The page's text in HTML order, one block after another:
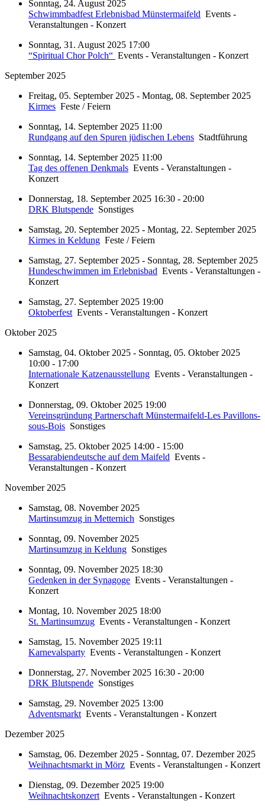
Sonntag, 24. August 2025
Schwimmbadfest Erlebnisbad Münstermaifeld Events -
Veranstaltungen - Konzert
Sonntag, 31. August 2025 17:00
“Spiritual Chor Polch“ Events - Veranstaltungen - Konzert
September 2025
Freitag, 05. September 2025 - Montag, 08. September 2025
Kirmes Feste / Feiern
Sonntag, 14. September 2025 11:00
Rundgang auf den Spuren jüdischen Lebens Stadtführung
Sonntag, 14. September 2025 11:00
Tag des offenen Denkmals Events - Veranstaltungen -
Konzert
Donnerstag, 18. September 2025 16:30 - 20:00
DRK Blutspende Sonstiges
Samstag, 20. September 2025 - Montag, 22. September 2025
Kirmes in Keldung Feste / Feiern
Samstag, 27. September 2025 - Sonntag, 28. September 2025
Hundeschwimmen im Erlebnisbad Events - Veranstaltungen -
Konzert
Samstag, 27. September 2025 19:00
Oktoberfest Events - Veranstaltungen - Konzert
Oktober 2025
Samstag, 04. Oktober 2025 - Sonntag, 05. Oktober 2025
10:00 - 17:00
Internationale Katzenausstellung Events - Veranstaltungen -
Konzert
Donnerstag, 09. Oktober 2025 19:00
Vereinsgründung Partnerschaft Münstermaifeld-Les Pavillons-
sous-Bois Sonstiges
Samstag, 25. Oktober 2025 14:00 - 15:00
Bessarabiendeutsche auf dem Maifeld Events -
Veranstaltungen - Konzert
November 2025
Samstag, 08. November 2025
Martinsumzug in Metternich Sonstiges
Sonntag, 09. November 2025
Martinsumzug in Keldung Sonstiges
Sonntag, 09. November 2025 18:30
Gedenken in der Synagoge Events - Veranstaltungen -
Konzert
Montag, 10. November 2025 18:00
St. Martinsumzug Events - Veranstaltungen - Konzert
Samstag, 15. November 2025 19:11
Karnevalsparty Events - Veranstaltungen - Konzert
Donnerstag, 27. November 2025 16:30 - 20:00
DRK Blutspende Sonstiges
Samstag, 29. November 2025 13:00
Adventsmarkt Events - Veranstaltungen - Konzert
Dezember 2025
Samstag, 06. Dezember 2025 - Sonntag, 07. Dezember 2025
Weihnachtsmarkt in Mörz Events - Veranstaltungen - Konzert
Dienstag, 09. Dezember 2025 19:00
Weihnachtskonzert Events - Veranstaltungen - Konzert